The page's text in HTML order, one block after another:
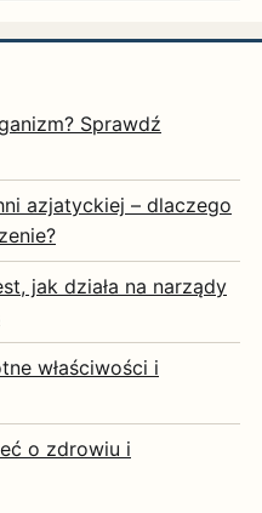
Sprawdź
azjatyckiej – dlaczego
jak działa na narządy
właściwości i
o zdrowiu i